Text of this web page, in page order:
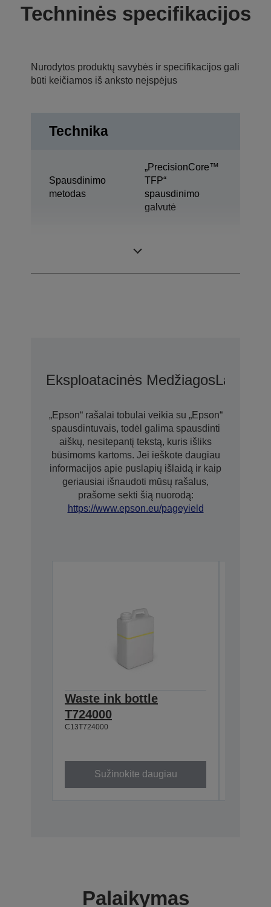
Techninės specifikacijos
Nurodytos produktų savybės ir specifikacijos gali
būti keičiamos iš anksto neįspėjus
Technika
Spausdinimo
metodas
„PrecisionCore™
TFP“
spausdinimo
galvutė
Eksploatacinės Medžiagos
„Epson“ rašalai tobulai veikia su „Epson“
spausdintuvais, todėl galima spausdinti
aiškų, nesitepantį tekstą, kuris išliks
būsimoms kartoms. Jei ieškote daugiau
informacijos apie puslapių išlaidą ir kaip
geriausiai išnaudoti mūsų rašalus,
prašome sekti šią nuorodą:
https://www.epson.eu/pageyield
Waste ink bottle
T724000
C13T724000
Sužinokite daugiau
Palaikymas